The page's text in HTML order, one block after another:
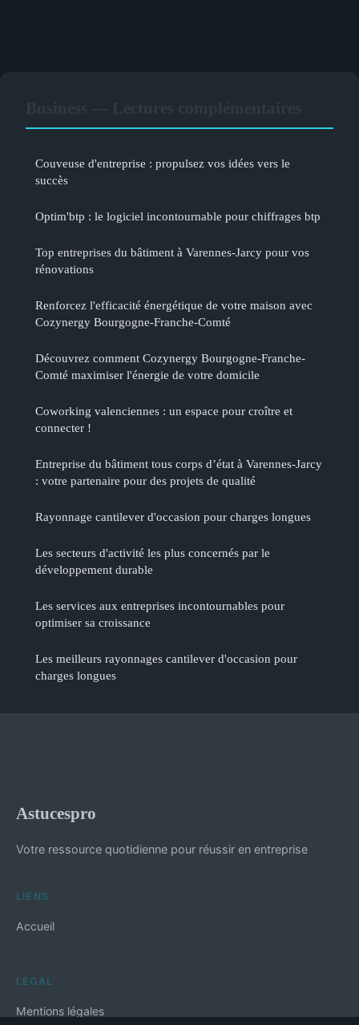
Couveuse d'entreprise : propulsez vos idées vers le
succès
Optim'btp : le logiciel incontournable pour chiffrages btp
Top entreprises du bâtiment à Varennes-Jarcy pour vos
rénovations
Renforcez l'efficacité énergétique de votre maison avec
Cozynergy Bourgogne-Franche-Comté
Découvrez comment Cozynergy Bourgogne-Franche-
Comté maximiser l'énergie de votre domicile
Coworking valenciennes : un espace pour croître et
connecter !
Entreprise du bâtiment tous corps d’état à Varennes-Jarcy
: votre partenaire pour des projets de qualité
Rayonnage cantilever d'occasion pour charges longues
Les secteurs d'activité les plus concernés par le
développement durable
Les services aux entreprises incontournables pour
optimiser sa croissance
Les meilleurs rayonnages cantilever d'occasion pour
charges longues
Astucespro
Votre ressource quotidienne pour réussir en entreprise
LIENS
Accueil
LÉGAL
Mentions légales